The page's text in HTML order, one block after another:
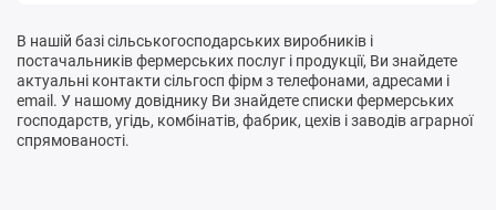
В нашій базі сільськогосподарських виробників і
постачальників фермерських послуг і продукції, Ви знайдете
актуальні контакти сільгосп фірм з телефонами, адресами і
email. У нашому довіднику Ви знайдете списки фермерських
господарств, угідь, комбінатів, фабрик, цехів і заводів аграрної
спрямованості.